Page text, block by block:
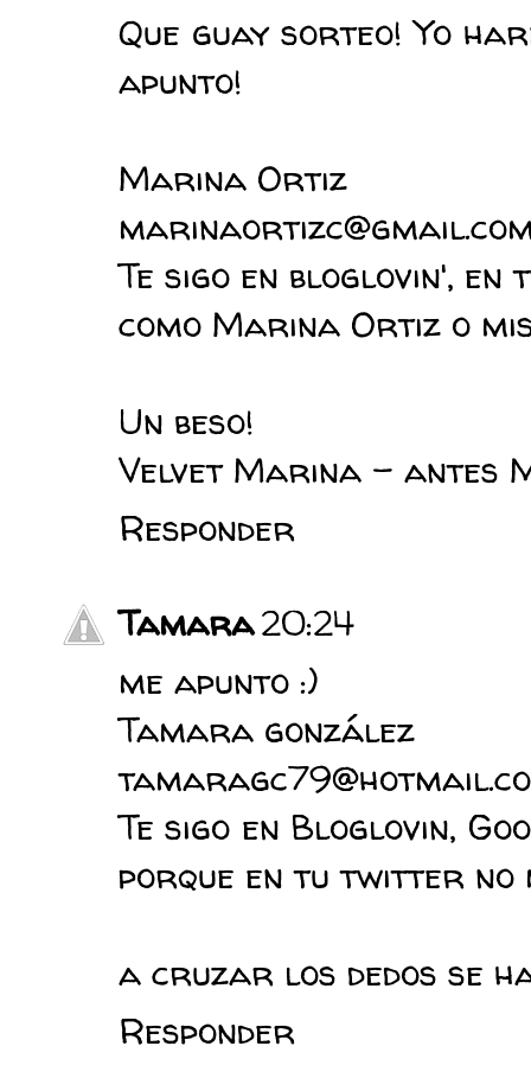
Que guay sorteo! Yo
apunto!
Marina Ortiz
Te sigo en bloglovin',
como Marina Ortiz o
Un beso!
Velvet Marina - antes
Responder
Tamara20:24
me apunto :)
Tamara gonzález
Te sigo en Bloglovin,
porque en tu twitter no
a cruzar los dedos se
Responder